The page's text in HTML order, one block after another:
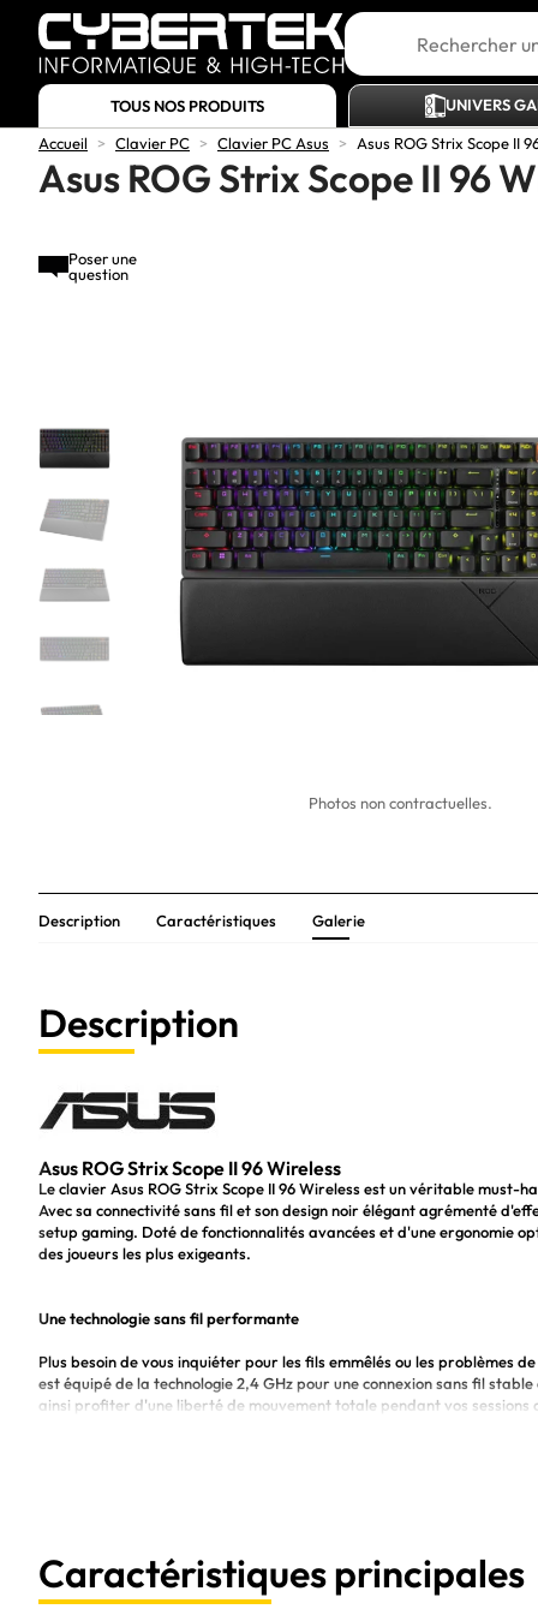
TOUS NOS PRODUITS UNIVERS
Accueil
> Clavier PC > Clavier PC Asus > Asus ROG Strix Scope II
Asus ROG Strix Scope II 96
Poser une
question
Photos non contractuelles.
Description Caractéristiques Galerie
Description
Asus ROG Strix Scope II 96 Wireless
Le clavier Asus ROG Strix Scope II 96 Wireless est un véritable
Avec sa connectivité sans fil et son design noir élégant agrémenté
setup gaming. Doté de fonctionnalités avancées et d'une ergonomie
des joueurs les plus exigeants.
Une technologie sans fil performante
Plus besoin de vous inquiéter pour les fils emmêlés ou les problèmes
est équipé de la technologie 2,4 GHz pour une connexion sans fil
ainsi profiter d'une liberté de mouvement totale pendant vos sessions
Vous pourrez également personnaliser la couleur et le type de switch
Un clavier ergonomique et durable
Caractéristiques principales